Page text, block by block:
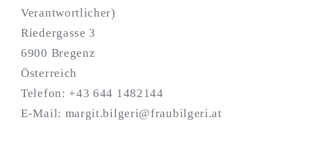
Verantwortlicher)
Riedergasse 3
6900 Bregenz
Österreich
Telefon: +43 644 1482144
E-Mail: margit.bilgeri@fraubilgeri.at